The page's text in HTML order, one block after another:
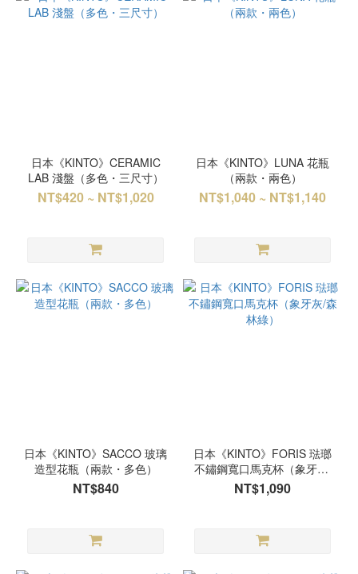
日本《KINTO》CERAMIC
LAB 淺盤（多色・三尺寸）
NT$420 ~ NT$1,020
日本《KINTO》LUNA 花瓶
（兩款・兩色）
NT$1,040 ~ NT$1,140
日本《KINTO》SACCO 玻璃
造型花瓶（兩款・多色）
NT$840
日本《KINTO》FORIS 琺瑯
不鏽鋼寬口馬克杯（象牙灰/
森林綠）
NT$1,090